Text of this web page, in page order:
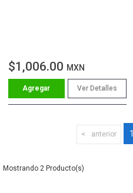
$1,006.00 MXN
Ver Detalles
anterior 1
2